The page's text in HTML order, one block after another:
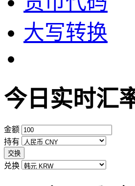
大写转换
今日实时汇
金额
持有
交换
兑换